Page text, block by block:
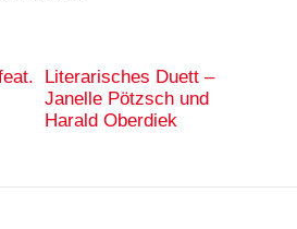
Literarisches Duett –
Janelle Pötzsch und
Harald Oberdiek